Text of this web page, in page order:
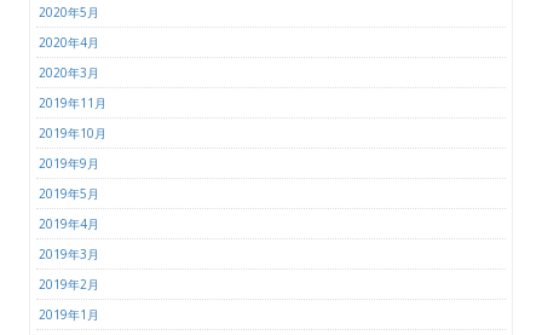
2020年5月
2020年4月
2020年3月
2019年11月
2019年10月
2019年9月
2019年5月
2019年4月
2019年3月
2019年2月
2019年1月